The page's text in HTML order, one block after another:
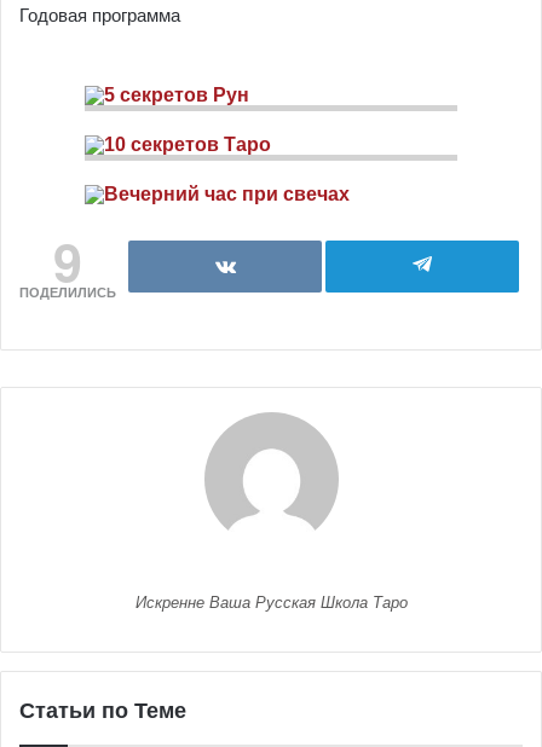
Годовая программа
9
ПОДЕЛИЛИСЬ
Искренне Ваша Русская Школа Таро
Статьи по Теме